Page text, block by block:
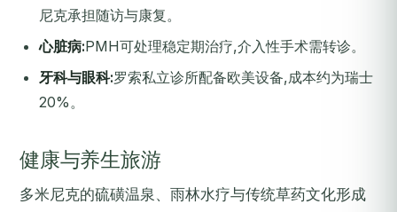
尼克承担随访与康复。
心脏病:PMH可处理稳定期治疗,介入性手术需转诊。
牙科与眼科:罗索私立诊所配备欧美设备,成本约为瑞士
20%。
健康与养生旅游
多米尼克的硫磺温泉、雨林水疗与传统草药文化形成